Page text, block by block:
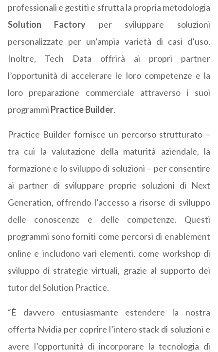
professionali e gestiti e sfrutta la propria metodologia
Solution Factory per sviluppare soluzioni
personalizzate per un’ampia varietà di casi d’uso.
Inoltre, Tech Data offrirà ai propri partner
l’opportunità di accelerare le loro competenze e la
loro preparazione commerciale attraverso i suoi
programmi Practice Builder.
Practice Builder fornisce un percorso strutturato –
tra cui la valutazione della maturità aziendale, la
formazione e lo sviluppo di soluzioni – per consentire
ai partner di sviluppare proprie soluzioni di Next
Generation, offrendo l’accesso a risorse di sviluppo
delle conoscenze e delle competenze. Questi
programmi sono forniti come percorsi di enablement
online e includono vari elementi, come workshop di
sviluppo di strategie virtuali, grazie al supporto dei
tutor del Solution Practice.
“È davvero entusiasmante estendere la nostra
offerta Nvidia per coprire l’intero stack di soluzioni e
avere l’opportunità di incorporare la tecnologia di